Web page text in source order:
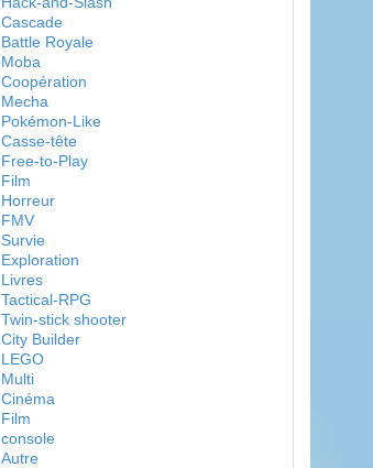
Cascade
Battle Royale
Moba
Coopération
Mecha
Pokémon-Like
Casse-tête
Free-to-Play
Film
Horreur
FMV
Survie
Exploration
Livres
Tactical-RPG
Twin-stick shooter
City Builder
LEGO
Multi
Cinéma
Film
console
Autre